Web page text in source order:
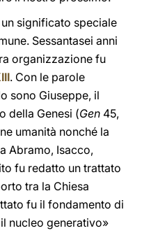
significato speciale
Sessantasei anni
organizzazione fu
. Con le parole
sono Giuseppe, il
della Genesi (Gen 45,
umanità nonché la
Abramo, Isacco,
fu redatto un trattato
tra la Chiesa
fu il fondamento di
nucleo generativo»